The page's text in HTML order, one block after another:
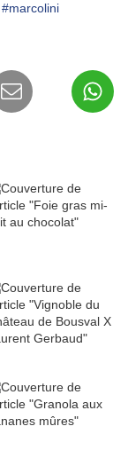
#marcolini